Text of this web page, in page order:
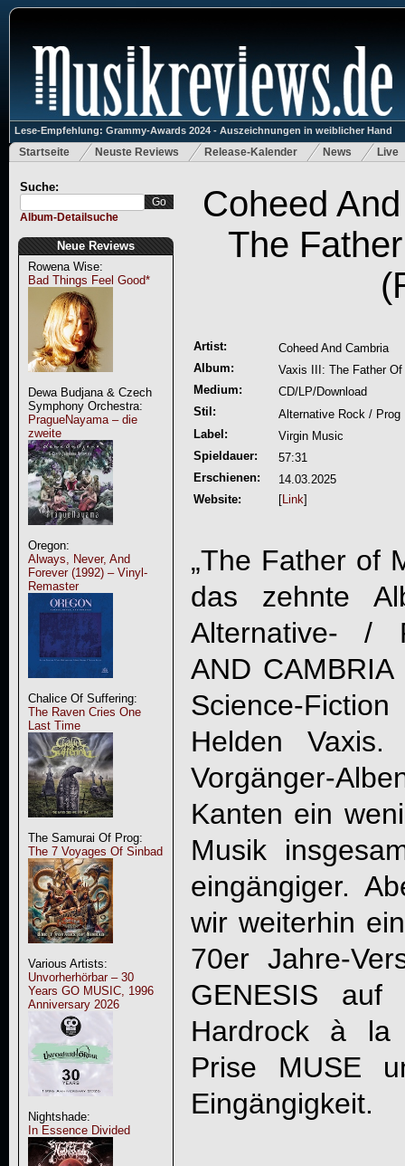
Lese-Empfehlung: Grammy-Awards 2024 - Auszeichnungen in weiblicher Hand
Startseite Neuste Reviews Release-Kalender News Live
Suche:
Album-Detailsuche
Neue Reviews
Rowena Wise:
Bad Things Feel Good*
Dewa Budjana & Czech
Symphony Orchestra:
PragueNayama – die
zweite
Oregon:
Always, Never, And
Forever (1992) – Vinyl-
Remaster
Chalice Of Suffering:
The Raven Cries One
Last Time
The Samurai Of Prog:
The 7 Voyages Of Sinbad
Various Artists:
Unvorherhörbar – 30
Years GO MUSIC, 1996
Anniversary 2026
Nightshade:
In Essence Divided
Coheed
The
Artist:
Coheed And Cambria
Album:
Vaxis III: The Father
Medium:
CD/LP/Download
Stil:
Alternative Rock / Prog
Label:
Virgin Music
Spieldauer:
57:31
Erschienen:
14.03.2025
Website:
[Link]
„The Father of
das zehnte
Alternative- /
AND CAMBRIA
Science-
Helden
Vorgänger-
Kanten ein
Musik
eingängiger.
wir weiterhin
70er Jahre-
GENESIS
Hardrock à la
Prise MUSE
Eingängigkeit.